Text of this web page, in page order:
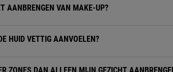
AANBRENGEN VAN MAKE-UP?
HUID VETTIG AANVOELEN?
ZONES DAN ALLEEN MIJN GEZICHT